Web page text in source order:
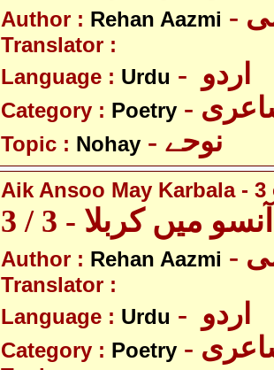
Author : Rehan Aazmi
Translator :
Language : Urdu
Category : Poetry
Topic : Nohay
Aik Ansoo May Karbala - 3
میں کربلا - 3 / 3
Author : Rehan Aazmi
Translator :
Language : Urdu
Category : Poetry